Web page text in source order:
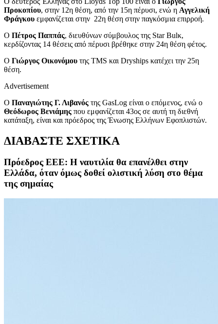
Προκοπίου, στην 12η θέση, από την 15η πέρυσι, ενώ η Αγγελική
Φράγκου εμφανίζεται στην 22η θέση στην παγκόσμια επιρροή.
Ο Πέτρος Παππάς, διευθύνων σύμβουλος της Star Bulκ,
κερδίζοντας 14 θέσεις από πέρυσι βρέθηκε στην 24η θέση φέτος.
Ο Γιώργος Οικονόμου της TMS και Dryships κατέχει την 25η
θέση.
Advertisement
Ο Παναγιώτης Γ. Λιβανός της GasLog είναι ο επόμενος, ενώ ο
Θεόδωρος Βενιάμης που εμφανίζεται 43ος σε αυτή τη διεθνή
κατάταξη, είναι και πρόεδρος της Ένωσης Ελλήνων Εφοπλιστών.
ΔΙΑΒΑΣΤΕ ΣΧΕΤΙΚΑ
Πρόεδρος ΕΕΕ: Η ναυτιλία θα επανέλθει στην
Ελλάδα, όταν όμως δοθεί ολιστική λύση στο θέμα
της σημαίας